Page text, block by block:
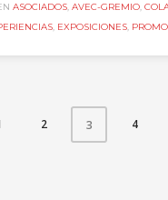
ASOCIADOS, AVEC-GREMIO,
, EXPOSICIONES,
2 3 4